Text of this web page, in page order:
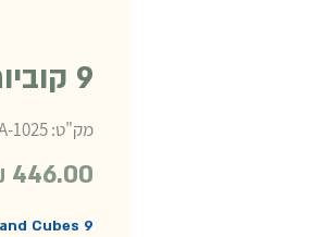
9 קוביות עץ של 1,000
מק"ט: MTD-MA-1025
9 Wooden Thousand Cubes